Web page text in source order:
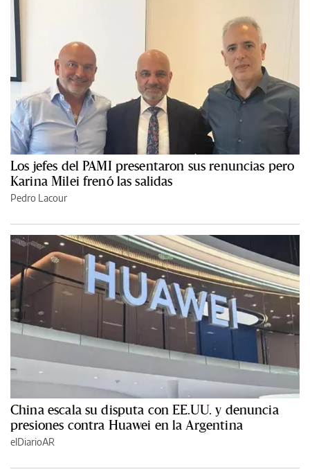
Los jefes del PAMI presentaron sus renuncias pero
Karina Milei frenó las salidas
Pedro Lacour
China escala su disputa con EE.UU. y denuncia
presiones contra Huawei en la Argentina
elDiarioAR